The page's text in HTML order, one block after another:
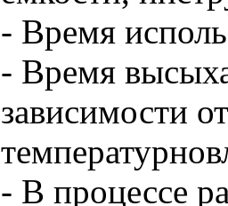
- Время
- Время
зависимости
- В процессе